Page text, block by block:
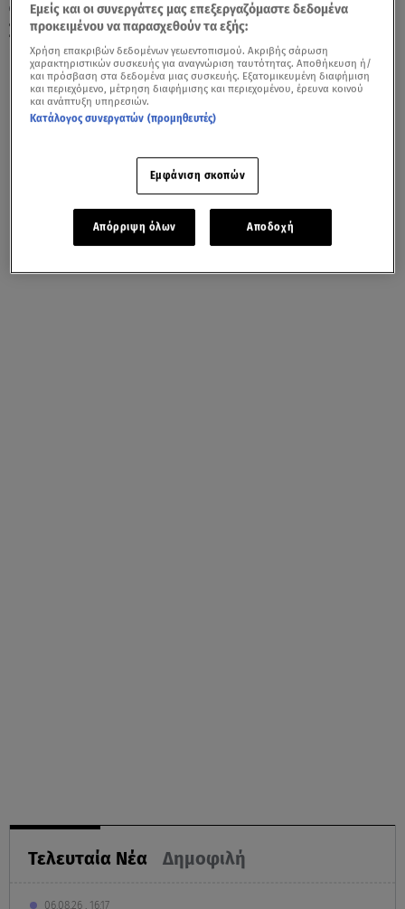
07.08.23, 09:00
Σαν το ηλεκτρικό MINI δεν θα ακούγεται
κανένα
Τελευταία Νέα Δημοφιλή
06.08.26 , 16:17
Εμείς και οι συνεργάτες μας επεξεργαζόμαστε δεδομένα
προκειμένου να παρασχεθούν τα εξής:
Χρήση επακριβών δεδομένων γεωεντοπισμού. Ακριβής σάρωση
χαρακτηριστικών συσκευής για αναγνώριση ταυτότητας. Αποθήκευση ή/
και πρόσβαση στα δεδομένα μιας συσκευής. Εξατομικευμένη διαφήμιση
και περιεχόμενο, μέτρηση διαφήμισης και περιεχομένου, έρευνα κοινού
και ανάπτυξη υπηρεσιών.
Κατάλογος συνεργατών (προμηθευτές)
Εμφάνιση σκοπών
Απόρριψη όλων Αποδοχή